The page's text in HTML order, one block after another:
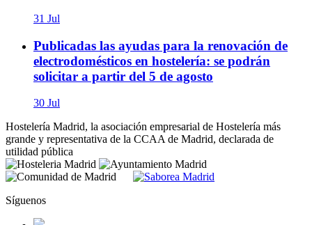
31 Jul
Publicadas las ayudas para la renovación de
electrodomésticos en hostelería: se podrán
solicitar a partir del 5 de agosto
30 Jul
Hostelería Madrid, la asociación empresarial de Hostelería más
grande y representativa de la CCAA de Madrid, declarada de
utilidad pública
Síguenos